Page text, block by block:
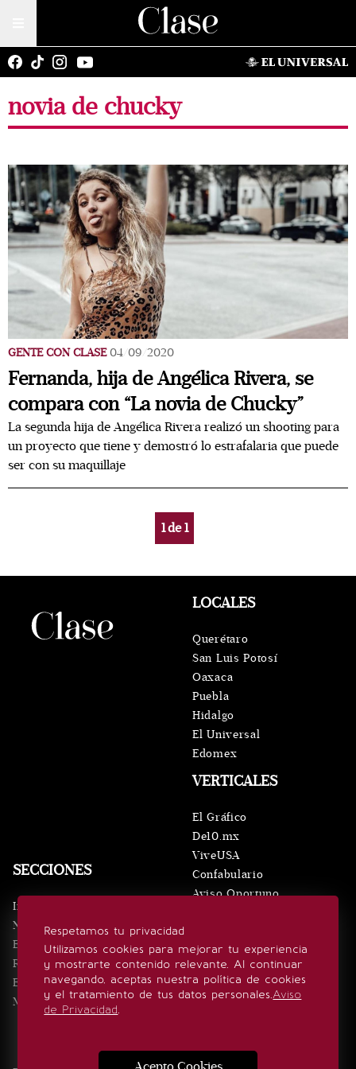
novia de chucky
GENTE CON CLASE 04/09/2020
Fernanda, hija de Angélica Rivera, se
compara con “La novia de Chucky”
La segunda hija de Angélica Rivera realizó un shooting para
un proyecto que tiene y demostró lo estrafalaria que puede
ser con su maquillaje
1de1
Respetamos tu privacidad
Utilizamos cookies para mejorar tu experiencia
y mostrarte contenido relevante. Al continuar
navegando, aceptas nuestra política de cookies
y el tratamiento de tus datos personales.Aviso
de Privacidad.
SECCIONES
Inicio
Noticias
Eventos
Realeza
Estilo de vida
Minuto x Minuto
VERTICALES
El Gráfico
De10.mx
ViveUSA
Confabulario
Aviso Oportuno
LOCALES
Querétaro
San Luis Potosí
Oaxaca
Puebla
Hidalgo
El Universal
Edomex
SÍGUENOS